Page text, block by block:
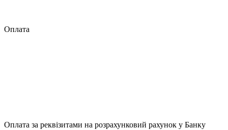
Оплата
Оплата за реквізитами на розрахунковий рахунок у Банку